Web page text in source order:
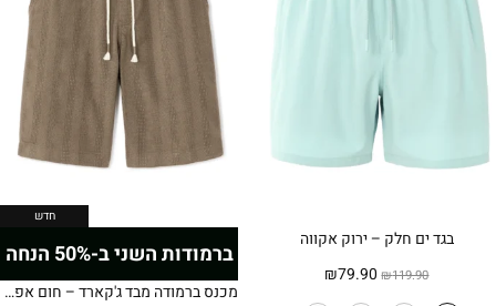
בגד ים חלק – ירוק אקווה
₪119.90
המחיר₪79.90 המחיר
חדש
ברמודות השני ב-50% הנחה
מכנס ברמודה מבד ג'קארד – חום אפרפר